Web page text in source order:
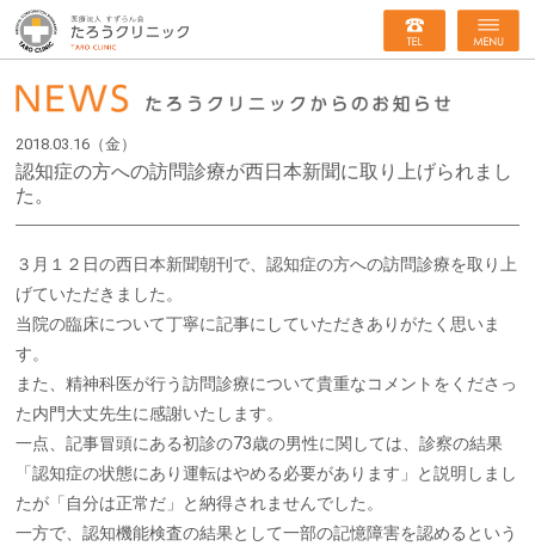
2018.03.16（金）
認知症の方への訪問診療が西日本新聞に取り上げられまし
た。
３月１２日の西日本新聞朝刊で、認知症の方への訪問診療を取り上
げていただきました。
当院の臨床について丁寧に記事にしていただきありがたく思いま
す。
また、精神科医が行う訪問診療について貴重なコメントをくださっ
た内門大丈先生に感謝いたします。
一点、記事冒頭にある初診の73歳の男性に関しては、診察の結果
「認知症の状態にあり運転はやめる必要があります」と説明しまし
たが「自分は正常だ」と納得されませんでした。
一方で、認知機能検査の結果として一部の記憶障害を認めるという